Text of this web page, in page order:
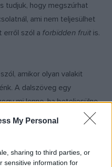
My Personal
sharing to third parties, or
sensitive information for
tudjuk, hogy megszúrhat
ami nem teljesülhet
szól a forbïdden fruït is.
amikor olyan valakit
A dalszöveg egy
mi lenne, ha beteljesülne
kedvencem a
dögösebb dal, és